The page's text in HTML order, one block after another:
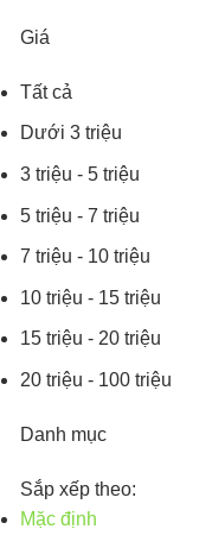
Giá
Tất cả
Dưới 3 triệu
3 triệu - 5 triệu
5 triệu - 7 triệu
7 triệu - 10 triệu
10 triệu - 15 triệu
15 triệu - 20 triệu
20 triệu - 100 triệu
Danh mục
Sắp xếp theo:
Mặc định